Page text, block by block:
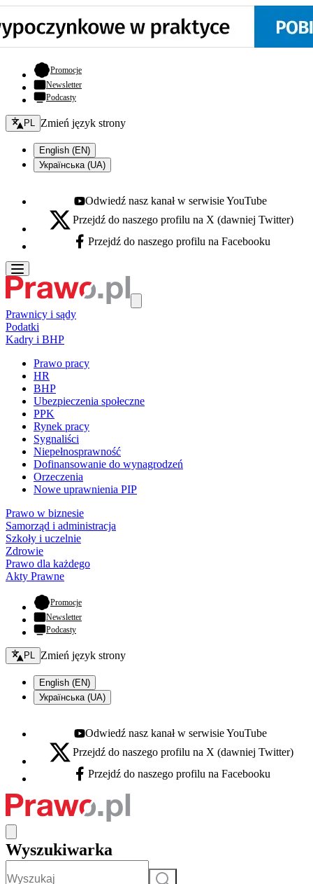
Promocje- otwiera się w nowej karcie
Newsletter
Podcasty
Zmień język - bieżący:
PL Zmień język strony
English (EN)
Українська (UA)
Youtube - otwiera się w nowej karcie
Odwiedź nasz kanał w serwisie YouTube
X - otwiera się w nowej karcie
Przejdź do naszego profilu na X (dawniej Twitter)
Facebook - otwiera się w nowej karcie
Przejdź do naszego profilu na Facebooku
Prawnicy i sądy
Podatki
Kadry i BHP
Prawo pracy
HR
BHP
Ubezpieczenia społeczne
PPK
Rynek pracy
Sygnaliści
Niepełnosprawność
Dofinansowanie do wynagrodzeń
Orzeczenia
Nowe uprawnienia PIP
Prawo w biznesie
Samorząd i administracja
Szkoły i uczelnie
Zdrowie
Prawo dla każdego
Akty Prawne
Promocje- otwiera się w nowej karcie
Newsletter
Podcasty
Zmień język - bieżący:
PL Zmień język strony
English (EN)
Українська (UA)
Youtube - otwiera się w nowej karcie
Odwiedź nasz kanał w serwisie YouTube
X - otwiera się w nowej karcie
Przejdź do naszego profilu na X (dawniej Twitter)
Facebook - otwiera się w nowej karcie
Przejdź do naszego profilu na Facebooku
Wyszukiwarka
Szukaj